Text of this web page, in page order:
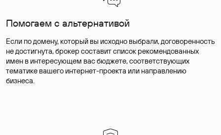
Помогаем с альтернативой
Если по домену, который вы исходно выбрали, договоренность
не достигнута, брокер составит список рекомендованных
имен в интересующем вас бюджете, соответствующих
тематике вашего интернет-проекта или направлению
бизнеса.